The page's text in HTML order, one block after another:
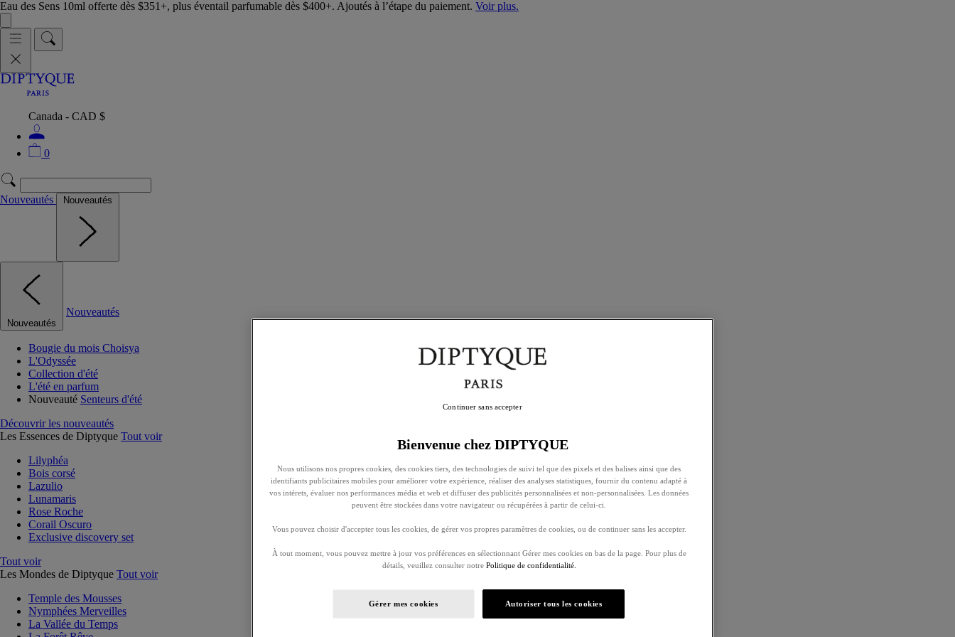
Eau des Sens 10ml offerte dès $351+, plus éventail parfumable dès $400+. Ajoutés à l’étape du paiement. Voir plus.
Canada - CAD $
0
Nouveautés Nouveautés
Nouveautés
Nouveautés
Bougie du mois Choisya
L'Odyssée
Collection d'été
L'été en parfum
Nouveauté Senteurs d'été
Découvrir les nouveautés
Les Essences de Diptyque Tout voir
Lilyphéa
Bois corsé
Lazulio
Lunamaris
Rose Roche
Corail Oscuro
Exclusive discovery set
Tout voir
Les Mondes de Diptyque Tout voir
Temple des Mousses
Nymphées Merveilles
La Vallée du Temps
Bienvenue chez DIPTYQUE
Nous utilisons nos propres cookies, des cookies tiers, des technologies de suivi tel que des pixels et des balises ainsi que des
identifiants publicitaires mobiles pour améliorer votre expérience, réaliser des analyses statistiques, fournir du contenu adapté à
vos intérets, évaluer nos performances média et web et diffuser des publicités personnalisées et non-personnalisées. Les données
peuvent être stockées dans votre navigateur ou récupérées à partir de celui-ci.
Vous pouvez choisir d'accepter tous les cookies, de gérer vos propres paramètres de cookies, ou de continuer sans les accepter.
À tout moment, vous pouvez mettre à jour vos préférences en sélectionnant Gérer mes cookies en bas de la page. Pour plus de
détails, veuillez consulter notre Politique de confidentialité.
Gérer mes cookies Autoriser tous les cookies
Continuer sans accepter